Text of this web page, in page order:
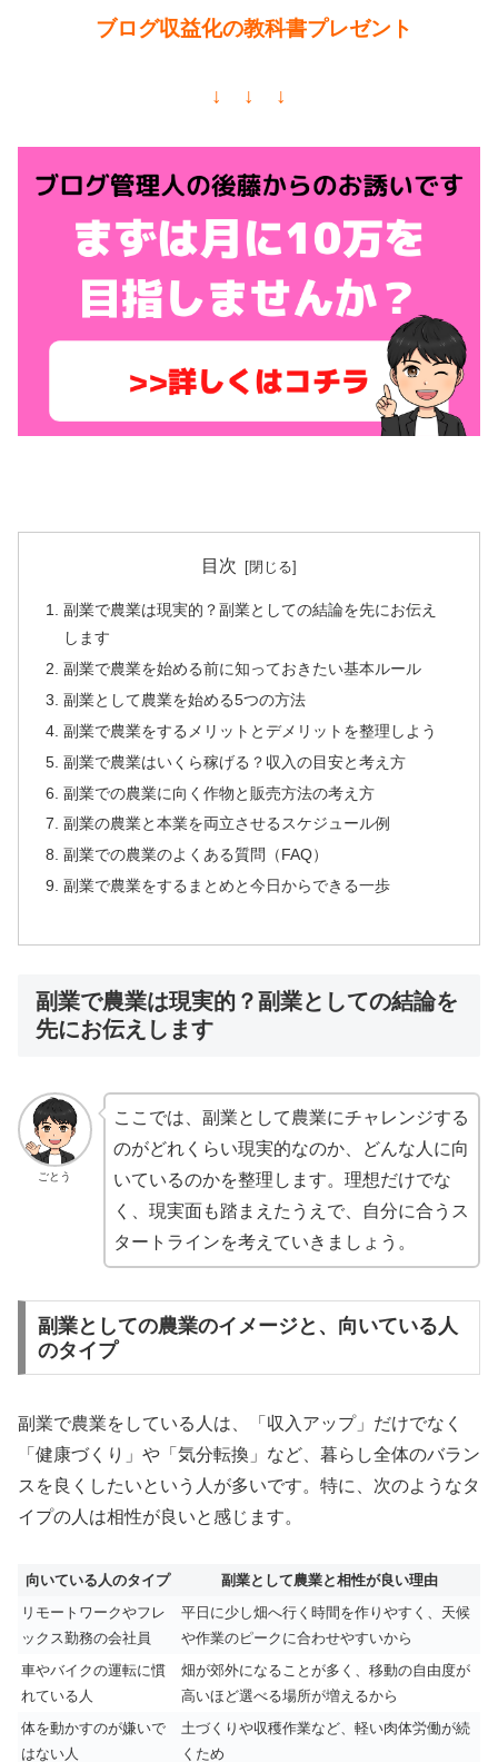
ブログ収益化の教科書プレゼント
↓ ↓ ↓
目次
副業で農業は現実的？副業としての結論を先にお伝え
します
副業で農業を始める前に知っておきたい基本ルール
副業として農業を始める5つの方法
副業で農業をするメリットとデメリットを整理しよう
副業で農業はいくら稼げる？収入の目安と考え方
副業での農業に向く作物と販売方法の考え方
副業の農業と本業を両立させるスケジュール例
副業での農業のよくある質問（FAQ）
副業で農業をするまとめと今日からできる一歩
副業で農業は現実的？副業としての結論を
先にお伝えします
ごとう
ここでは、副業として農業にチャレンジする
のがどれくらい現実的なのか、どんな人に向
いているのかを整理します。理想だけでな
く、現実面も踏まえたうえで、自分に合うス
タートラインを考えていきましょう。
副業としての農業のイメージと、向いている人
のタイプ
副業で農業をしている人は、「収入アップ」だけでなく
「健康づくり」や「気分転換」など、暮らし全体のバラン
スを良くしたいという人が多いです。特に、次のようなタ
イプの人は相性が良いと感じます。
向いている人のタイプ
副業として農業と相性が良い理由
リモートワークやフレ
ックス勤務の会社員
平日に少し畑へ行く時間を作りやすく、天候
や作業のピークに合わせやすいから
車やバイクの運転に慣
れている人
畑が郊外になることが多く、移動の自由度が
高いほど選べる場所が増えるから
体を動かすのが嫌いで
はない人
土づくりや収穫作業など、軽い肉体労働が続
くため